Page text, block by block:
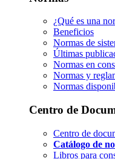
¿Qué es una
Beneficios
Normas de
Últimas
Normas en
Normas y
Normas
Centro de
Centro de
Catálogo de
Libros para